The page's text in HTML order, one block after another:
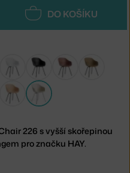
DO KOŠÍKU
226 s vyšší skořepinou
pro značku HAY.